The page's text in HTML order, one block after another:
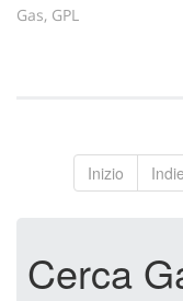
Gas, GPL
Inizio
Cerca